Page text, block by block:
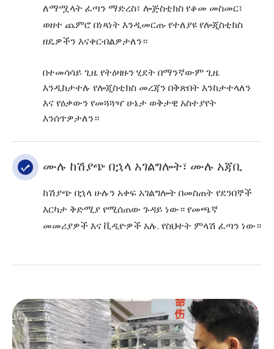
ለማሟላት ፈጣን ማድረስ፣ ሎጅስቲክስ የቆመ መስመር፣
ወዘተ ጨምሮ በነጻነት እንዲመርጡ የተለያዩ የሎጂስቲክስ
ዘዴዎችን እናቀርብልዎታለን።
በተመሳሳይ ጊዜ የትዕዛዙን ሂደት በማንኛውም ጊዜ
እንዲከታተሉ የሎጂስቲክስ መረጃን በቅጽበት እንከታተላለን
እና የዕቃውን የመጓጓዣ ሁኔታ ወቅታዊ አስተያየት
እንሰጥዎታለን።
ሙሉ ከሽያጭ በኋላ አገልግሎት፣ ሙሉ አጃቢ
ከሽያጭ በኋላ ሁሉን አቀፍ አገልግሎት በመስጠት የደንበኞች
እርካታ ቅድሚያ የሚሰጠው ጉዳይ ነው። የመጫኛ
መመሪያዎች እና ቪዲዮዎች አሉ. የስህተት ምላሽ ፈጣን ነው።